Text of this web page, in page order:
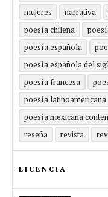
mujeres
narrativa
poesía chilena
poesía española
poesía española del
poesía francesa
poesía latinoamericana
poesía mexicana
reseña
revista
LICENCIA